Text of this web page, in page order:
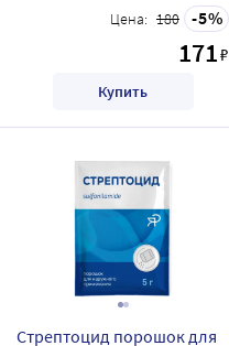
Цена: 180 5
171₽
Купить
Стрептоцид порошок для